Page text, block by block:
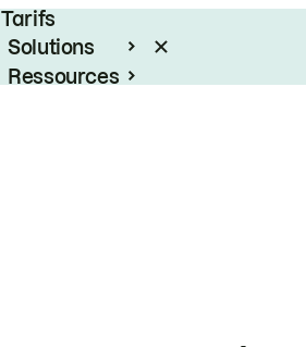
Tarifs
Solutions
Ressources